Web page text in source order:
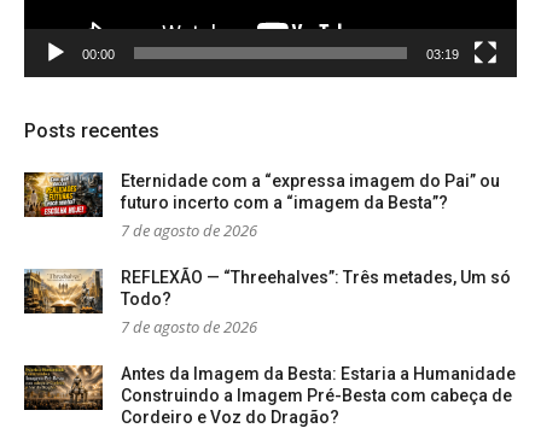
00:00 03:19
Posts recentes
Eternidade com a “expressa imagem do Pai” ou
futuro incerto com a “imagem da Besta”?
7 de agosto de 2026
REFLEXÃO — “Threehalves”: Três metades, Um só
Todo?
7 de agosto de 2026
Antes da Imagem da Besta: Estaria a Humanidade
Construindo a Imagem Pré-Besta com cabeça de
Cordeiro e Voz do Dragão?